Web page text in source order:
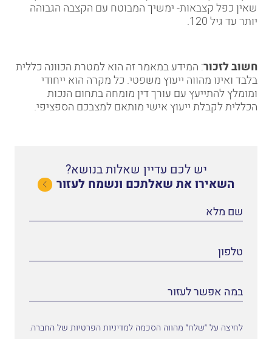
שאין כפל קצבאות- ימשיך המבוטח עם הקצבה הגבוהה
יותר עד גיל 120.
חשוב לזכור: המידע במאמר זה הוא למטרת הכוונה כללית
בלבד ואינו מהווה ייעוץ משפטי. כל מקרה הוא ייחודי
ומומלץ להתייעץ עם עורך דין מומחה בתחום הנכות
הכללית לקבלת ייעוץ אישי מותאם למצבכם הספציפי.
יש לכם עדיין שאלות בנושא?
השאירו את שאלתכם ונשמח לעזור
לחיצה על ״שלח״ מהווה הסכמה למדיניות הפרטיות של החברה.